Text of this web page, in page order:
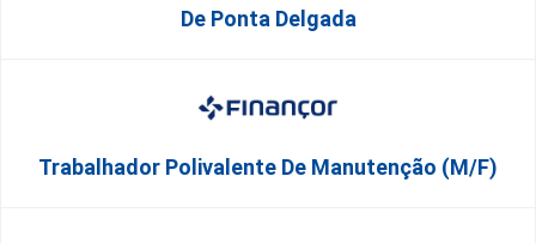
De Ponta Delgada
Trabalhador Polivalente De Manutenção (M/F)